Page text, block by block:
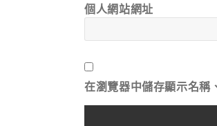
個人網站網址
在瀏覽器中儲存顯示名稱